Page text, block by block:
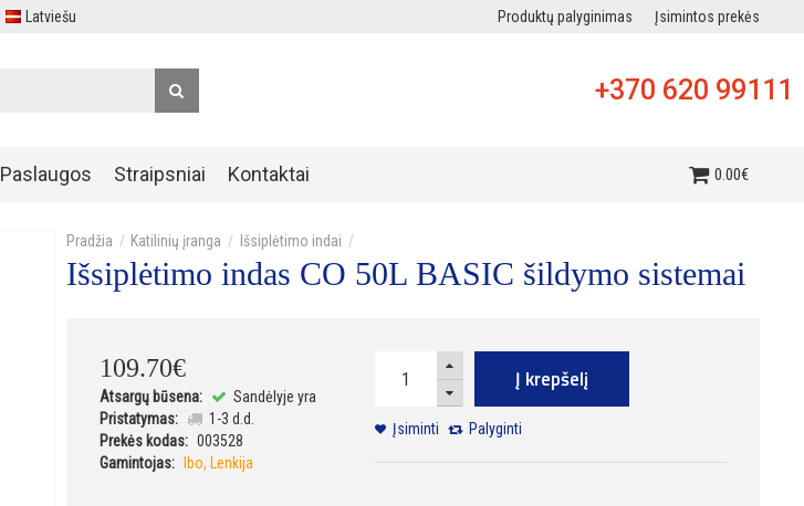
Latviešu Produktų palyginimas Įsimintos prekės
+370 620 99111
Paslaugos Straipsniai Kontaktai 0.00€
Katilinių įranga Išsiplėtimo indai
Išsiplėtimo indas CO 50L BASIC šildymo sistemai
109.70€
Atsargų būsena:
Sandėlyje yra
Pristatymas:
1-3 d.d.
Prekės kodas: 003528
Gamintojas:
Ibo, Lenkija
Į krepšelį
Įsiminti Palyginti